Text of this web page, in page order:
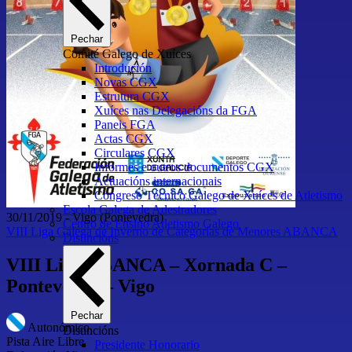
Pechar
Comité Galego de Xuíces
Introdución
Novas CGX
Estrutura CGX
Xuíces nas Delegacións da FGA
Paneis FGA
Actas CGX
Circulares CGX
Informes e outros documentos CGX
Actuacións internacionais
Congreso Técnico Galego de Xuíces de Atletismo
Escola Galega de Adestradores
Centro de Ensino Atletismo Galego
Distincións
Pechar
Distincións
Presidente Honorario
30/11/2019-Vigo(Pontevedra)
VIII Liga Galega de Inverno de Categorías de Menores ABANCA
VIII Liga ABANCA – Xornada C –
Pontevedra – Vigo
Autonómico
Pista Aire Libre